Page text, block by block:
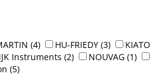
(4) HU-FRIEDY (3)
KIATO
Instruments (2) NOUVAG (1)
(5)